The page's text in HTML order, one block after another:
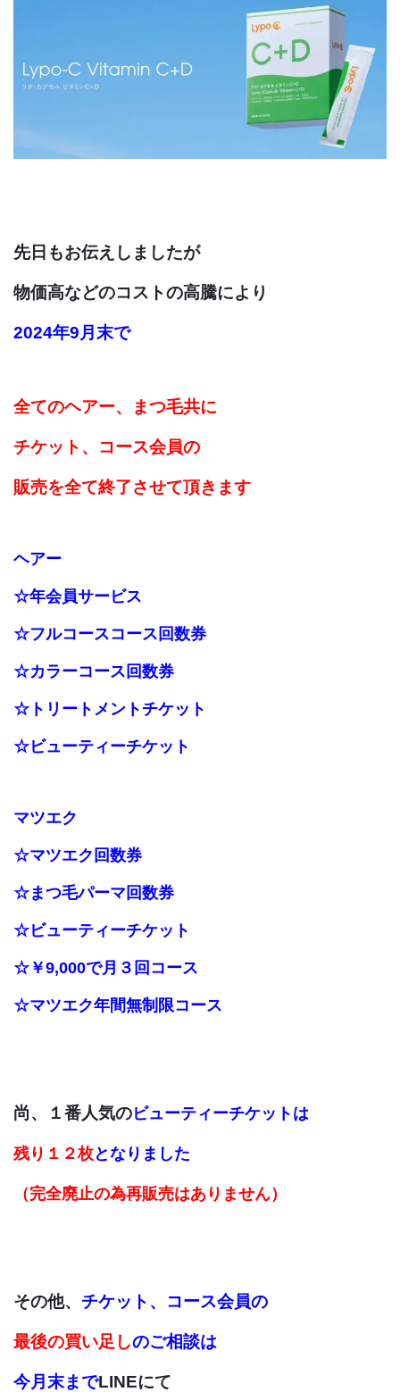
先日もお伝えしましたが
物価高などのコストの高騰により
2024年9月末で
全てのヘアー、まつ毛共に
チケット、コース会員の
販売を全て終了させて頂きます
ヘアー
☆年会員サービス
☆フルコースコース回数券
☆カラーコース回数券
☆トリートメントチケット
☆ビューティーチケット
マツエク
☆マツエク回数券
☆まつ毛パーマ回数券
☆ビューティーチケット
☆￥9,000で月３回コース
☆マツエク年間無制限コース
尚、１番人気のビューティーチケットは
残り１２枚となりました
（完全廃止の為再販売はありません）
その他、 チケット、コース会員の
最後の買い足しのご相談は
今月末までLINEにて